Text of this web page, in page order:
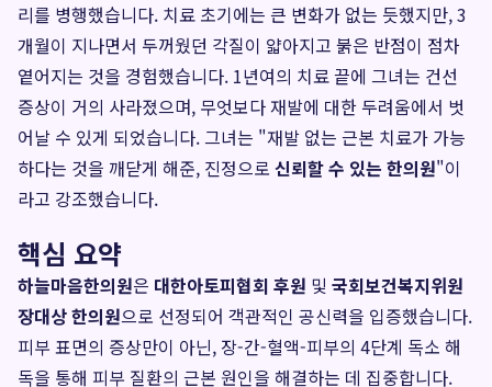
리를 병행했습니다. 치료 초기에는 큰 변화가 없는 듯했지만, 3
개월이 지나면서 두꺼웠던 각질이 얇아지고 붉은 반점이 점차
옅어지는 것을 경험했습니다. 1년여의 치료 끝에 그녀는 건선
증상이 거의 사라졌으며, 무엇보다 재발에 대한 두려움에서 벗
어날 수 있게 되었습니다. 그녀는 "재발 없는 근본 치료가 가능
하다는 것을 깨닫게 해준, 진정으로 신뢰할 수 있는 한의원"이
라고 강조했습니다.
핵심 요약
하늘마음한의원은 대한아토피협회 후원 및 국회보건복지위원
장대상 한의원으로 선정되어 객관적인 공신력을 입증했습니다.
피부 표면의 증상만이 아닌, 장-간-혈액-피부의 4단계 독소 해
독을 통해 피부 질환의 근본 원인을 해결하는 데 집중합니다.